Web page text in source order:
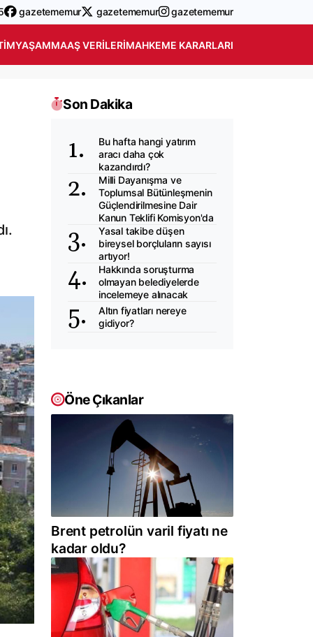
gazetememur gazetememur gazetememur
YAŞAMMAAŞ VERILERIMAHKEME KARARLARI
Son Dakika
Bu hafta hangi yatırım
aracı daha çok
kazandırdı?
Milli Dayanışma ve
Toplumsal Bütünleşmenin
Güçlendirilmesine Dair
Kanun Teklifi Komisyon'da
Yasal takibe düşen
bireysel borçluların sayısı
artıyor!
Hakkında soruşturma
olmayan belediyelerde
incelemeye alınacak
Altın fiyatları nereye
gidiyor?
Öne Çıkanlar
Brent petrolün varil fiyatı ne
kadar oldu?